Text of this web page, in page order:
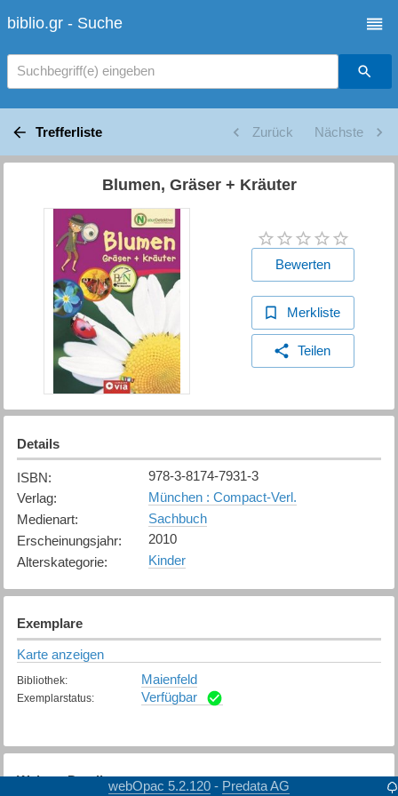
biblio.gr - Suche
Suchbegriff(e) eingeben
Trefferliste Zurück Nächste
Blumen, Gräser + Kräuter
Bewerten
Merkliste
Teilen
Details
ISBN:
978-3-8174-7931-3
Verlag:
München : Compact-Verl.
Medienart:
Sachbuch
Erscheinungsjahr:
2010
Alterskategorie: Kinder
Exemplare
Karte anzeigen
Bibliothek: Maienfeld
Exemplarstatus: Verfügbar
Weitere DetailswebOpac 5.2.120 - Predata AG